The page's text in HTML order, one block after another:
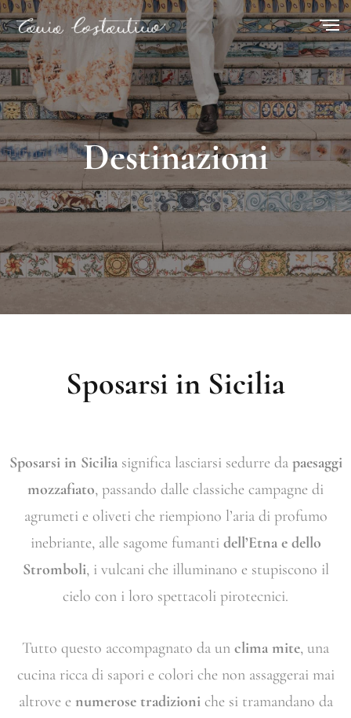
Destinazioni
Sposarsi in Sicilia
Sposarsi in Siciliasignifica lasciarsi sedurre da paesaggi
mozzafiato, passando dalle classiche campagne di
agrumeti e oliveti che riempiono l’aria di profumo
inebriante, alle sagome fumantidell’Etna e dello
Stromboli, i vulcani che illuminano e stupiscono il
cielo con i loro spettacoli pirotecnici.
Tutto questo accompagnato da un clima mite, una
cucina ricca di sapori e colori che non assaggerai mai
altrove e numerose tradizioniche si tramandano da